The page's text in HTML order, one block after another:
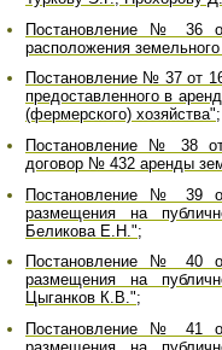
Постановление № 36
расположения
Постановление № 37 от
предоставленного в
(фермерского) хозяйства";
Постановление № 38
договор № 432 аренды
Постановление № 39
размещения на
Беликова Е.Н.";
Постановление № 40
размещения на
Цыганков К.В.";
Постановление № 41